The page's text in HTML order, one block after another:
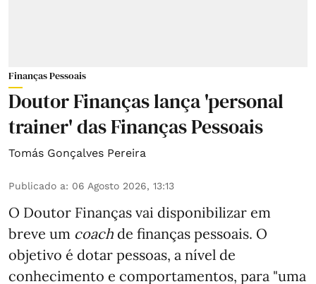
Finanças Pessoais
Doutor Finanças lança 'personal
trainer' das Finanças Pessoais
Tomás Gonçalves Pereira
Publicado a: 06 Agosto 2026, 13:13
O Doutor Finanças vai disponibilizar em
breve um coach de finanças pessoais. O
objetivo é dotar pessoas, a nível de
conhecimento e comportamentos, para "uma